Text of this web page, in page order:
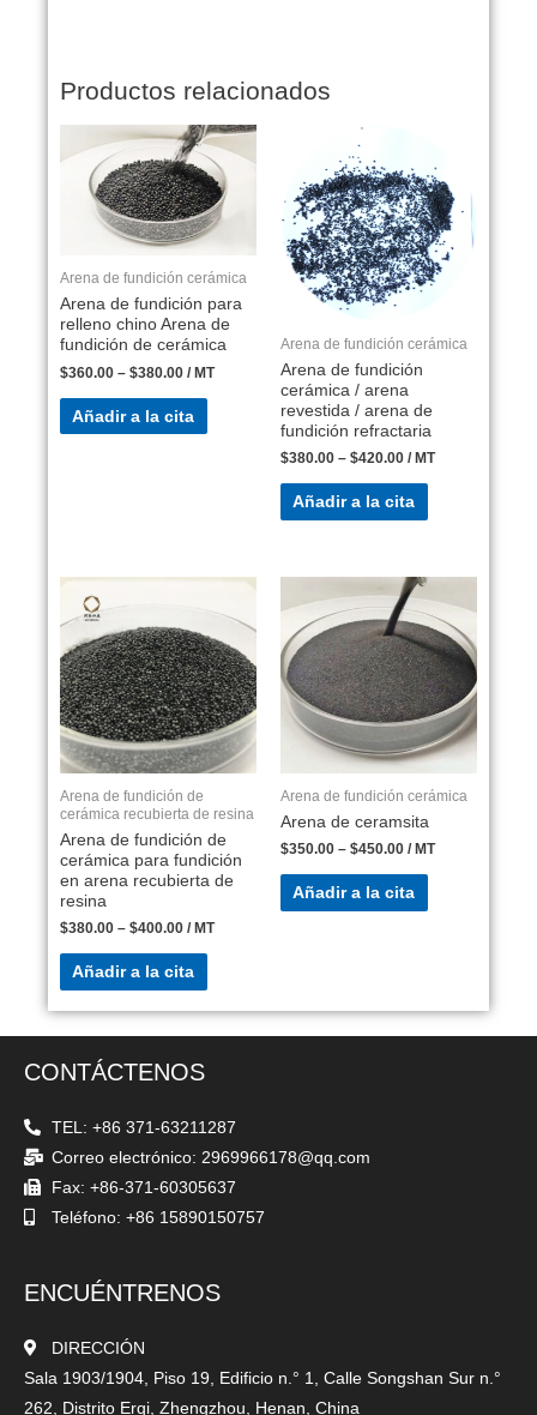
Productos relacionados
Arena de fundición cerámica
Arena de fundición para
relleno chino Arena de
fundición de cerámica
$360.00 – $380.00 / MT
Añadir a la cita
Arena de fundición cerámica
Arena de fundición
cerámica / arena
revestida / arena de
fundición refractaria
$380.00 – $420.00 / MT
Añadir a la cita
Arena de fundición de
cerámica recubierta de resina
Arena de fundición de
cerámica para fundición
en arena recubierta de
resina
$380.00 – $400.00 / MT
Añadir a la cita
Arena de fundición cerámica
Arena de ceramsita
$350.00 – $450.00 / MT
Añadir a la cita
CONTÁCTENOS
TEL: +86 371-63211287
Correo electrónico: 2969966178@qq.com
Fax: +86-371-60305637
Teléfono: +86 15890150757
ENCUÉNTRENOS
DIRECCIÓN
Sala 1903/1904, Piso 19, Edificio n.° 1, Calle Songshan Sur n.°
262, Distrito Erqi, Zhengzhou, Henan, China